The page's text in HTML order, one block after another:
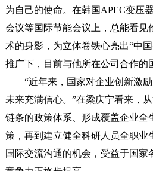
为自己的使命。在韩国APEC变压
会议等国际节能会议上，总能看见
术的身影，为立体卷铁心亮出“中
推广下，目前与他所在公司合作的
“近年来，国家对企业创新激励
未来充满信心。”在梁庆宁看来，
链条的政策体系、形成覆盖企业全
策，再到建立健全科研人员全职业
国际交流沟通的机会，受益于国家